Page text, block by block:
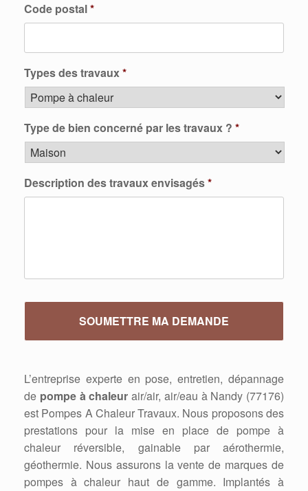
Code postal*
Types des travaux*
Type de bien concerné par les travaux ? *
Description des travaux envisagés*
L’entreprise experte en pose, entretien, dépannage
de pompe à chaleur air/air, air/eau à Nandy (77176)
est Pompes A Chaleur Travaux. Nous proposons des
prestations pour la mise en place de pompe à
chaleur réversible, gainable par aérothermie,
géothermie. Nous assurons la vente de marques de
pompes à chaleur haut de gamme. Implantés à